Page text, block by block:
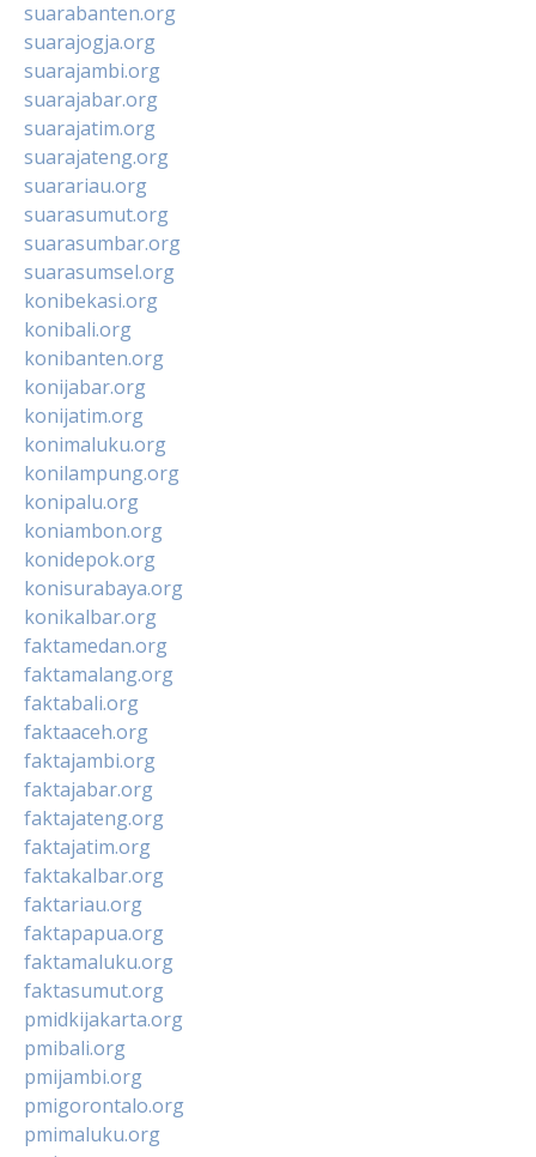
suarabanten.org
suarajogja.org
suarajambi.org
suarajabar.org
suarajatim.org
suarajateng.org
suarariau.org
suarasumut.org
suarasumbar.org
suarasumsel.org
konibekasi.org
konibali.org
konibanten.org
konijabar.org
konijatim.org
konimaluku.org
konilampung.org
konipalu.org
koniambon.org
konidepok.org
konisurabaya.org
konikalbar.org
faktamedan.org
faktamalang.org
faktabali.org
faktaaceh.org
faktajambi.org
faktajabar.org
faktajateng.org
faktajatim.org
faktakalbar.org
faktariau.org
faktapapua.org
faktamaluku.org
faktasumut.org
pmidkijakarta.org
pmibali.org
pmijambi.org
pmigorontalo.org
pmimaluku.org